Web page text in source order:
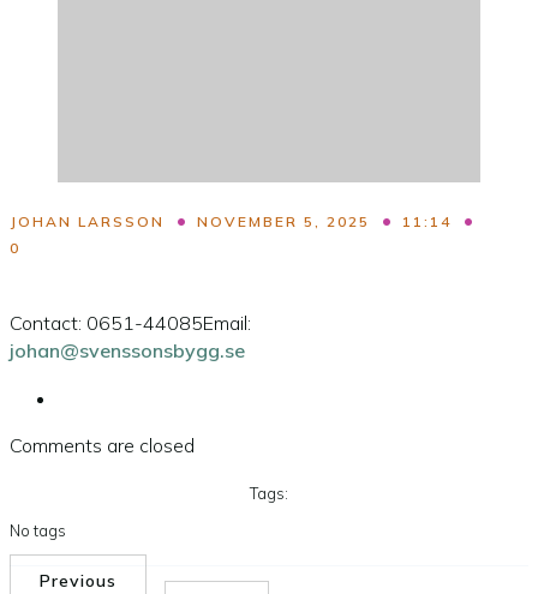
JOHAN LARSSON • NOVEMBER 5, 2025 • 11:14 •
0
Contact: 0651-44085Email:
johan@svenssonsbygg.se
Comments are closed
Tags:
No tags
Previous